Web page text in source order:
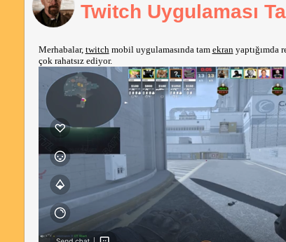
Twitch Uygulaması
Merhabalar, twitch mobil uygulamasında tam ekran yaptığımda
çok rahatsız ediyor.